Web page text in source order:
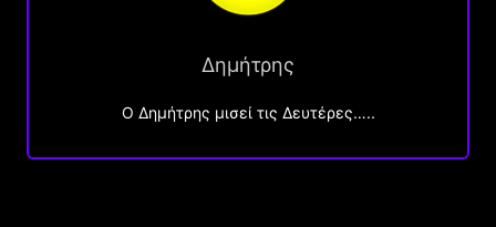
Δημήτρης
O Δημήτρης μισεί τις Δευτέρες…..